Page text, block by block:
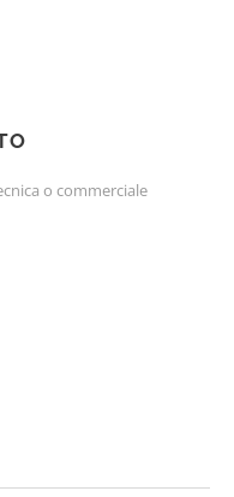
o commerciale